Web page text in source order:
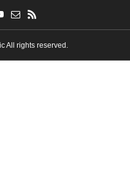
All rights reserved.